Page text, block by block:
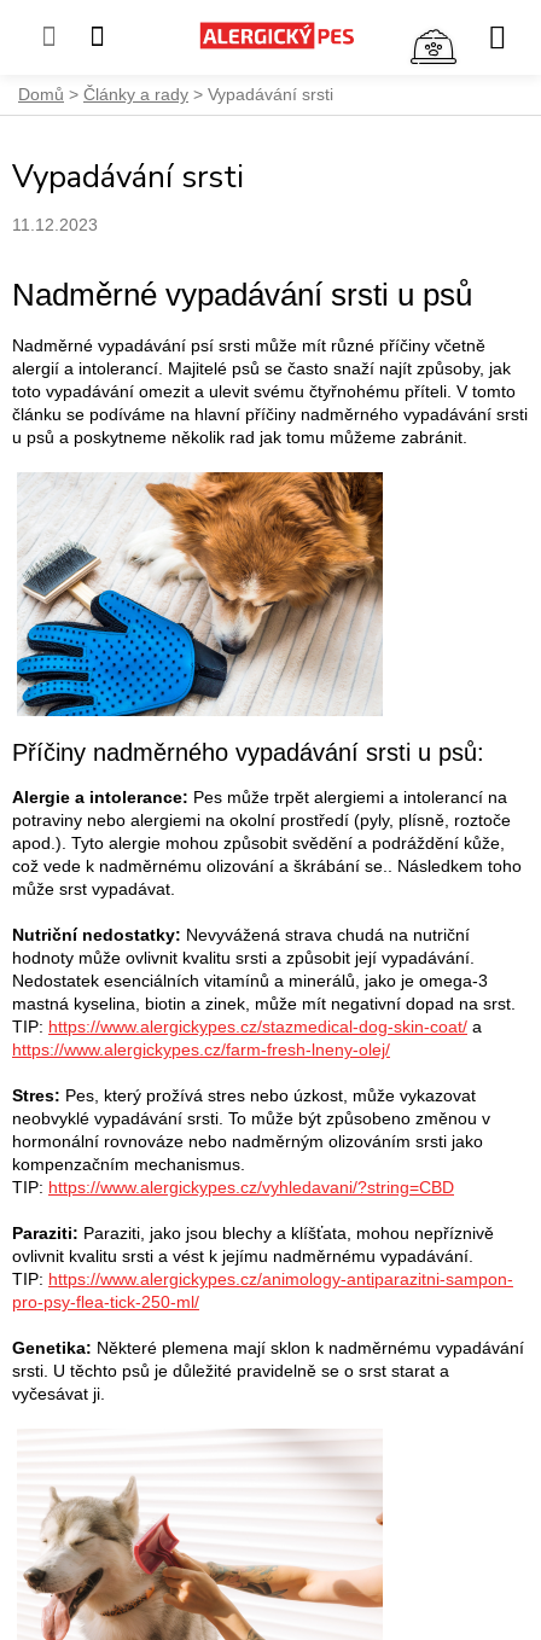
PřejítDomů Články a rady Vypadávání srsti
Vypadávání srsti
11.12.2023
Nadměrné vypadávání srsti u psů
Nadměrné vypadávání psí srsti může mít různé příčiny včetně
alergií a intolerancí. Majitelé psů se často snaží najít způsoby, jak
toto vypadávání omezit a ulevit svému čtyřnohému příteli. V tomto
článku se podíváme na hlavní příčiny nadměrného vypadávání srsti
u psů a poskytneme několik rad jak tomu můžeme zabránit.
Příčiny nadměrného vypadávání srsti u psů:
Alergie a intolerance: Pes může trpět alergiemi a intolerancí na
potraviny nebo alergiemi na okolní prostředí (pyly, plísně, roztoče
apod.). Tyto alergie mohou způsobit svědění a podráždění kůže,
což vede k nadměrnému olizování a škrábání se.. Následkem toho
může srst vypadávat.
Nutriční nedostatky: Nevyvážená strava chudá na nutriční
hodnoty může ovlivnit kvalitu srsti a způsobit její vypadávání.
Nedostatek esenciálních vitamínů a minerálů, jako je omega-3
mastná kyselina, biotin a zinek, může mít negativní dopad na srst.
TIP: https://www.alergickypes.cz/stazmedical-dog-skin-coat/ a
https://www.alergickypes.cz/farm-fresh-lneny-olej/
Stres: Pes, který prožívá stres nebo úzkost, může vykazovat
neobvyklé vypadávání srsti. To může být způsobeno změnou v
hormonální rovnováze nebo nadměrným olizováním srsti jako
kompenzačním mechanismus.
TIP: https://www.alergickypes.cz/vyhledavani/?string=CBD
Paraziti: Paraziti, jako jsou blechy a klíšťata, mohou nepříznivě
ovlivnit kvalitu srsti a vést k jejímu nadměrnému vypadávání.
TIP: https://www.alergickypes.cz/animology-antiparazitni-sampon-
pro-psy-flea-tick-250-ml/
Genetika: Některé plemena mají sklon k nadměrnému vypadávání
srsti. U těchto psů je důležité pravidelně se o srst starat a
vyčesávat ji.